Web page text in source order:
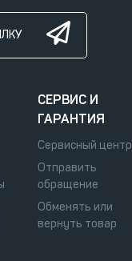
СЕРВИС И
ГАРАНТИЯ
Сервисный центр
Отправить
обращение
Обменять или
вернуть товар